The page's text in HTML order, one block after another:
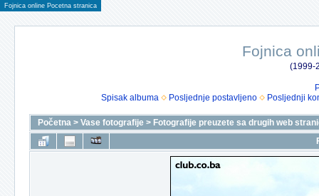
Fojnica online Pocetna stranica
Fojnica
(1999-
Spisak albuma
Posljednje postavljeno Posljednji
Početna > Vase fotografije > Fotografije preuzete sa drugih web